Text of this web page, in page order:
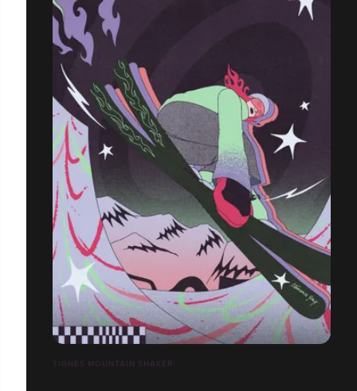
TIGNES MOUNTAIN SHAKER